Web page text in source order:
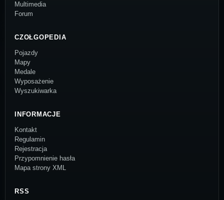
Multimedia
Forum
CZOŁGOPEDIA
Pojazdy
Mapy
Medale
Wyposażenie
Wyszukiwarka
INFORMACJE
Kontakt
Regulamin
Rejestracja
Przypomnienie hasła
Mapa strony XML
RSS